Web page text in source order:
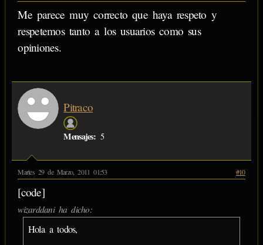
Me parece muy correcto que haya respeto y
respetemos tanto a los usuarios como sus
opiniones.
Pitraco
Mensajes: 5
Martes 29 de Marzo, 2011 01:53 #10
[code]
wizarddani ha dicho:
Hola a todos,